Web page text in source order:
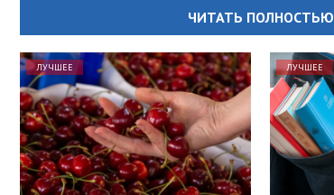
ЧИТАТЬ ПОЛНОСТЬЮ
ЛУЧШЕЕ ЛУЧШЕЕ